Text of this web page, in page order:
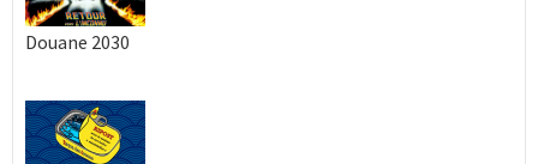
Douane 2030